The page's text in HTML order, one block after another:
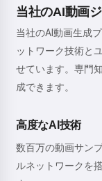
当社のAI動画
当社のAI動画生成
ットワーク技術と
せています。専門
成できます。
高度なAI技術
数百万の動画サン
ルネットワークを